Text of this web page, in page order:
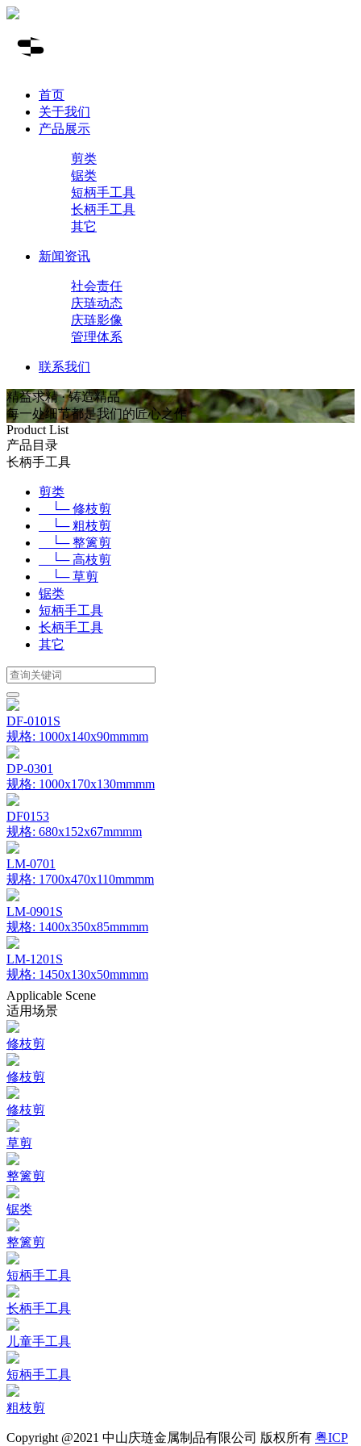
首页
关于我们
产品展示
剪类
锯类
短柄手工具
长柄手工具
其它
新闻资讯
社会责任
庆琏动态
庆琏影像
管理体系
联系我们
精益求精 · 铸造精品
每一处细节都是我们的匠心之作
Product List
产品目录
长柄手工具
剪类
└─ 修枝剪
└─ 粗枝剪
└─ 整篱剪
└─ 高枝剪
└─ 草剪
锯类
短柄手工具
长柄手工具
其它
DF-0101S
规格: 1000x140x90mmmm
DP-0301
规格: 1000x170x130mmmm
DF0153
规格: 680x152x67mmmm
LM-0701
规格: 1700x470x110mmmm
LM-0901S
规格: 1400x350x85mmmm
LM-1201S
规格: 1450x130x50mmmm
Applicable Scene
适用场景
修枝剪
修枝剪
修枝剪
草剪
整篱剪
锯类
整篱剪
短柄手工具
长柄手工具
儿童手工具
短柄手工具
粗枝剪
Copyright @2021 中山庆琏金属制品有限公司 版权所有 粤ICP